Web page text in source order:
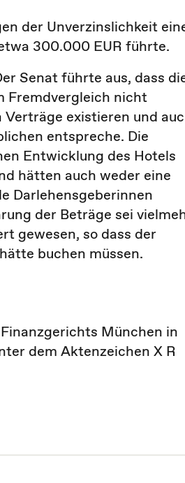
der Unverzinslichkeit
300.000 EUR führte.
Senat führte aus, dass
Fremdvergleich nicht
existieren und
entspreche. Die
Entwicklung des Hotels
hätten auch weder eine
Darlehensgeberinnen
der Beträge sei
gewesen, so dass der
buchen müssen.
München in
dem Aktenzeichen X R